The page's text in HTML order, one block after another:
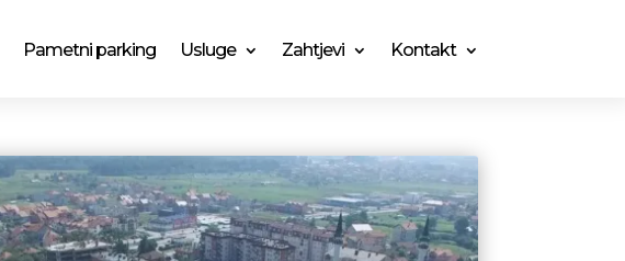
Pametni parking Usluge Zahtjevi Kontakt